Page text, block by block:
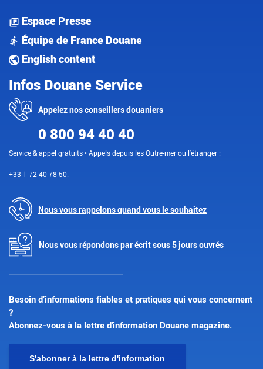
Espace Presse
Équipe de France Douane
English content
Infos Douane Service
Appelez nos conseillers douaniers
0 800 94 40 40
Service & appel gratuits • Appels depuis les Outre-mer ou l'étranger :
+33 1 72 40 78 50.
Nous vous rappelons quand vous le souhaitez
Nous vous répondons par écrit sous 5 jours ouvrés
Besoin d’informations fiables et pratiques qui vous concernent
?
Abonnez-vous à la lettre d'information Douane magazine.
S'abonner à la lettre d'information